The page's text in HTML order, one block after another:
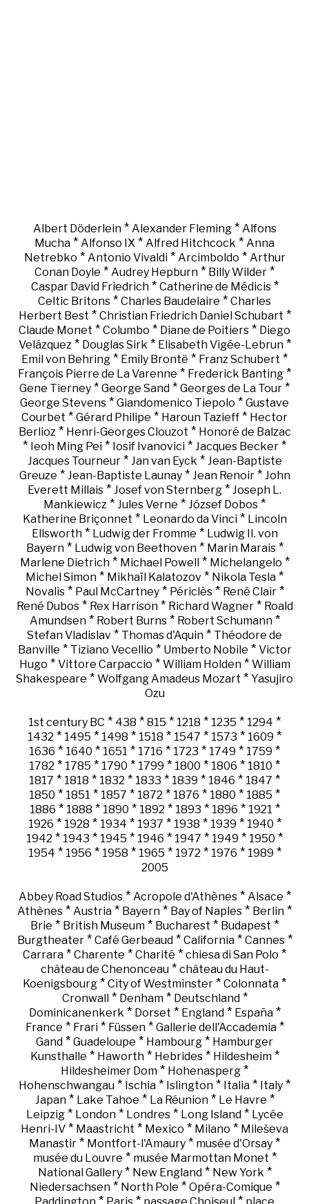
Albert Döderlein* Alexander Fleming* Alfons
Mucha * Alfonso IX * Alfred Hitchcock * Anna
Netrebko * Antonio Vivaldi* Arcimboldo * Arthur
Conan Doyle * Audrey Hepburn * Billy Wilder *
Caspar David Friedrich* Catherine de Médicis*
Celtic Britons * Charles Baudelaire * Charles
Herbert Best * Christian Friedrich Daniel Schubart *
Claude Monet * Columbo * Diane de Poitiers * Diego
Velázquez* Douglas Sirk * Elisabeth Vigée-Lebrun*
Emil von Behring * Emily Brontë * Franz Schubert *
François Pierre de La Varenne * Frederick Banting *
Gene Tierney * George Sand * Georges de La Tour *
George Stevens * Giandomenico Tiepolo * Gustave
Courbet * Gérard Philipe * Haroun Tazieff * Hector
Berlioz* Henri-Georges Clouzot * Honoré de Balzac
* Ieoh Ming Pei * Iosif Ivanovici * Jacques Becker *
Jacques Tourneur* Jan van Eyck * Jean-Baptiste
Greuze * Jean-Baptiste Launay* Jean Renoir* John
Everett Millais * Josef von Sternberg * Joseph L.
Mankiewicz * Jules Verne * József Dobos *
Katherine Briçonnet * Leonardo da Vinci* Lincoln
Ellsworth* Ludwig der Fromme * Ludwig II. von
Bayern* Ludwig von Beethoven* Marin Marais*
Marlene Dietrich* Michael Powell * Michelangelo *
Michel Simon * Mikhaïl Kalatozov * Nikola Tesla *
Novalis* Paul McCartney* Périclès* René Clair*
René Dubos* Rex Harrison* Richard Wagner* Roald
Amundsen* Robert Burns* Robert Schumann*
Stefan Vladislav * Thomas d'Aquin * Théodore de
Banville * Tiziano Vecellio * Umberto Nobile * Victor
Hugo * Vittore Carpaccio * William Holden* William
Shakespeare * Wolfgang Amadeus Mozart * Yasujiro
Ozu
1st century BC * 438 * 815 * 1218 * 1235 * 1294 *
1432 * 1495 * 1498 * 1518 * 1547 * 1573 * 1609 *
1636 * 1640 * 1651 * 1716 * 1723 * 1749 * 1759 *
1782 * 1785 * 1790 * 1799 * 1800 * 1806 * 1810 *
1817 * 1818 * 1832 * 1833 * 1839 * 1846 * 1847 *
1850 * 1851 * 1857 * 1872 * 1876 * 1880 * 1885 *
1886 * 1888 * 1890 * 1892 * 1893 * 1896 * 1921 *
1926 * 1928 * 1934 * 1937 * 1938 * 1939 * 1940 *
1942 * 1943 * 1945 * 1946 * 1947 * 1949 * 1950 *
1954 * 1956 * 1958 * 1965 * 1972 * 1976 * 1989 *
2005
Abbey Road Studios* Acropole d'Athènes* Alsace *
Athènes * Austria * Bayern * Bay of Naples * Berlin *
Brie * British Museum * Bucharest * Budapest *
Burgtheater* Café Gerbeaud* California* Cannes*
Carrara * Charente * Charité * chiesa di San Polo *
château de Chenonceau* château du Haut-
Koenigsbourg * City of Westminster * Colonnata *
Cronwall * Denham* Deutschland*
Dominicanenkerk * Dorset * England* España*
France * Frari* Füssen* Gallerie dell'Accademia*
Gand * Guadeloupe * Hambourg * Hamburger
Kunsthalle * Haworth* Hebrides* Hildesheim*
Hildesheimer Dom * Hohenasperg *
Hohenschwangau * Ischia * Islington * Italia * Italy *
Japan* Lake Tahoe * La Réunion* Le Havre *
Leipzig* London* Londres* Long Island* Lycée
Henri-IV * Maastricht * Mexico * Milano * Mileševa
Manastir * Montfort-l'Amaury * musée d'Orsay *
musée du Louvre * musée Marmottan Monet *
National Gallery* New England* New York *
Niedersachsen* North Pole * Opéra-Comique *